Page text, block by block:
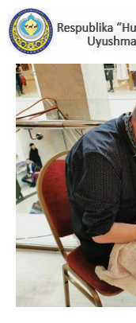
Bosh
Sahifa
Uyushma
Haqida
Tadbirlar
Milliy
Katalog
Matbuot